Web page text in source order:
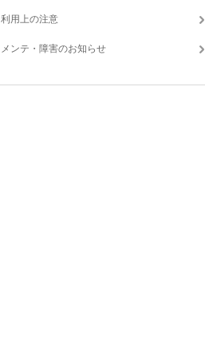
利用上の注意
メンテ・障害のお知らせ